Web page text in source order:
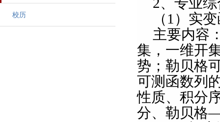
校历
（1 ）实
主要内容
集，一维开
势；勒贝格
可测函数列
性质、积分
分、勒贝格